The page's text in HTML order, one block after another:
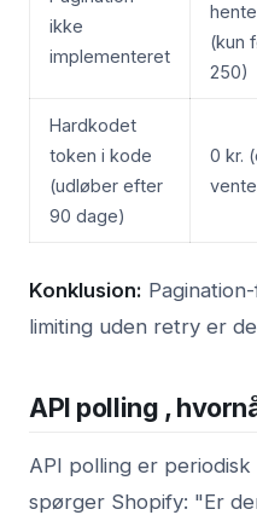
ikke
implementeret
(kun
250)
Hardkodet
token i kode
(udløber efter
90 dage)
0 kr.
Konklusion:
limiting uden retry er
API polling ,
API polling er
spørger Shopify: "Er